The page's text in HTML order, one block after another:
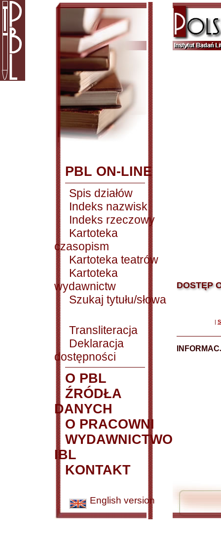
PBL ON-LINE
Spis działów
Indeks nazwisk
Indeks rzeczowy
Kartoteka
czasopism
Kartoteka teatrów
Kartoteka
wydawnictw
Szukaj tytułu/słowa
Transliteracja
Deklaracja
dostępności
O PBL
ŹRÓDŁA
DANYCH
O PRACOWNI
WYDAWNICTWO
IBL
KONTAKT
English version
DOSTĘP
|